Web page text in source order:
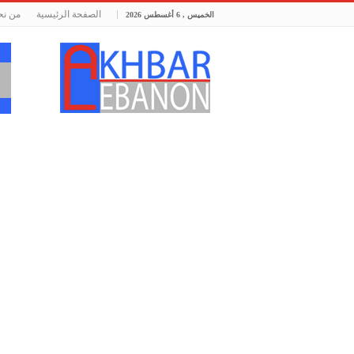
الخميس , 6 أغسطس 2026 الصفحة الرئيسية من